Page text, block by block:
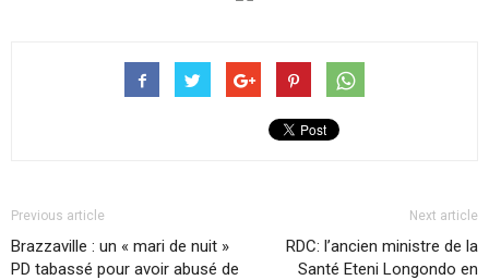
Previous article
Brazzaville : un « mari de nuit »
PD tabassé pour avoir abusé de
Next article
RDC: l’ancien ministre de la
Santé Eteni Longondo en